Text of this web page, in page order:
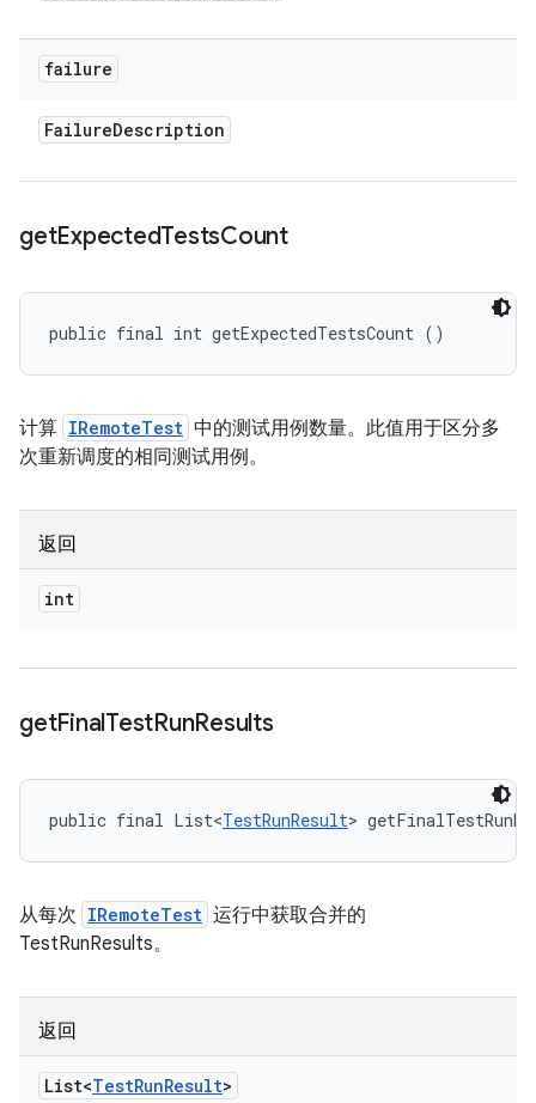
failure
FailureDescription
getExpectedTestsCount
public final int getExpectedTestsCount ()
计算 IRemoteTest 中的测试用例数量。此值用于区分多
次重新调度的相同测试用例。
返回
int
getFinalTestRunResults
public final List<TestRunResult>
从每次 IRemoteTest 运行中获取合并的
TestRunResults。
返回
List<TestRunResult>